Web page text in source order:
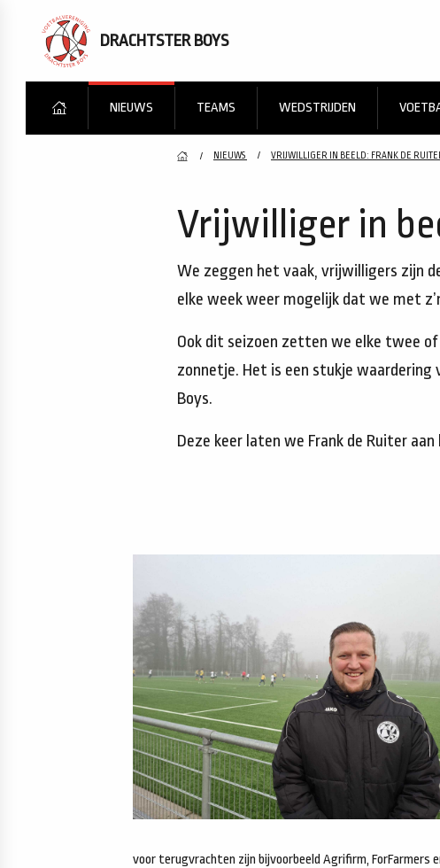
DRACHTSTER BOYS
NIEUWS TEAMS WEDSTRIJDEN
NIEUWS VRIJWILLIGER IN BEELD: FRANK DE
Vrijwilliger in
We zeggen het vaak, vrijwilligers zijn
elke week weer mogelijk dat we met
Ook dit seizoen zetten we elke twee
zonnetje. Het is een stukje
Boys.
Deze keer laten we Frank de Ruiter
voor terugvrachten zijn bijvoorbeeld Agrifirm, ForFarmers